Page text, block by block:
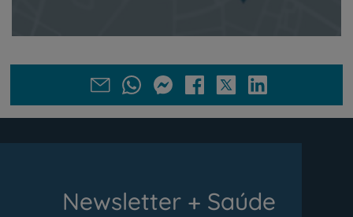
Newsletter + Saúde